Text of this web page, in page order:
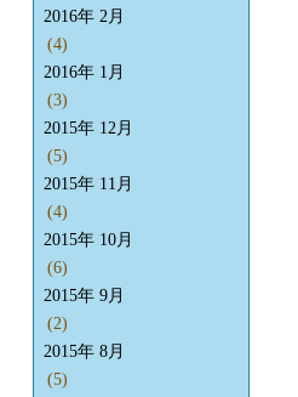
2016年 2月
(4)
2016年 1月
(3)
2015年 12月
(5)
2015年 11月
(4)
2015年 10月
(6)
2015年 9月
(2)
2015年 8月
(5)